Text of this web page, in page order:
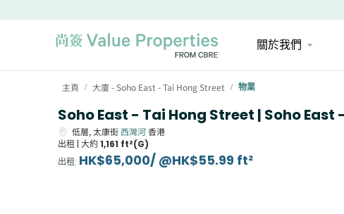
關於我們
主頁 / 大廈 - Soho East - Tai Hong Street / 物業
Soho East - Tai Hong Street | Soho East
低層,太康街西灣河香港
出租 | 大約 1,161 ft²(G)
出租: HK$65,000/ @HK$55.99 ft²